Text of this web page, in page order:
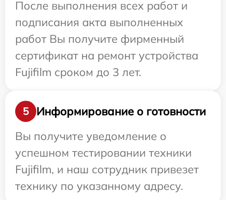
После выполнения всех работ и
подписания акта выполненных
работ Вы получите фирменный
сертификат на ремонт устройства
Fujifilm сроком до 3 лет.
5
Информирование о готовности
Вы получите уведомление о
успешном тестировании техники
Fujifilm, и наш сотрудник привезет
технику по указанному адресу.